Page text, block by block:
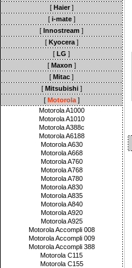
[ Haier]
[ i-mate]
[ Innostream ]
[ Kyocera]
[ LG ]
[ Maxon ]
[ Mitac ]
[ Mitsubishi]
[ Motorola]
Motorola A1000
Motorola A1010
Motorola A388c
Motorola A6188
Motorola A630
Motorola A668
Motorola A760
Motorola A768
Motorola A780
Motorola A830
Motorola A835
Motorola A840
Motorola A920
Motorola A925
Motorola Accompli 008
Motorola Accompli 009
Motorola Accompli 388
Motorola C115
Motorola C155